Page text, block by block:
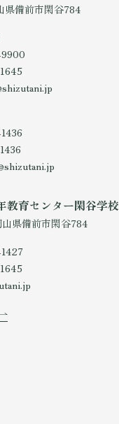
県備前市閑谷784
教育センター閑谷学校
県備前市閑谷784